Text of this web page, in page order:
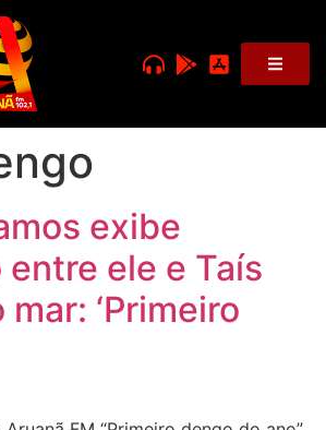
exibe
ele e Taís
‘Primeiro